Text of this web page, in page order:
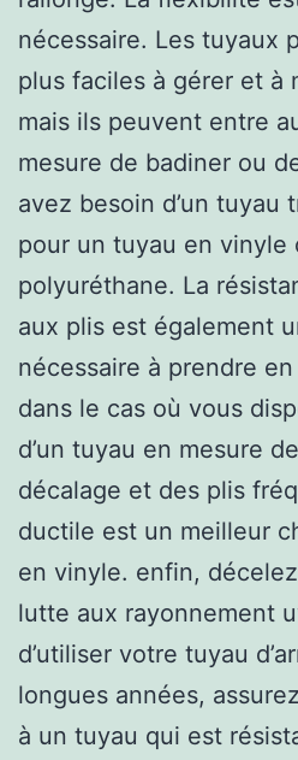
nécessaire. Les tuyaux
plus faciles à gérer et à
mais ils peuvent entre
mesure de badiner ou
avez besoin d’un tuyau
pour un tuyau en vinyle
polyuréthane. La
aux plis est également
nécessaire à prendre
dans le cas où vous
d’un tuyau en mesure
décalage et des plis
ductile est un meilleur
en vinyle. enfin,
lutte aux rayonnement
d’utiliser votre tuyau
longues années,
à un tuyau qui est